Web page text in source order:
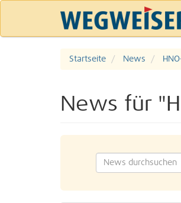
Startseite News
News für